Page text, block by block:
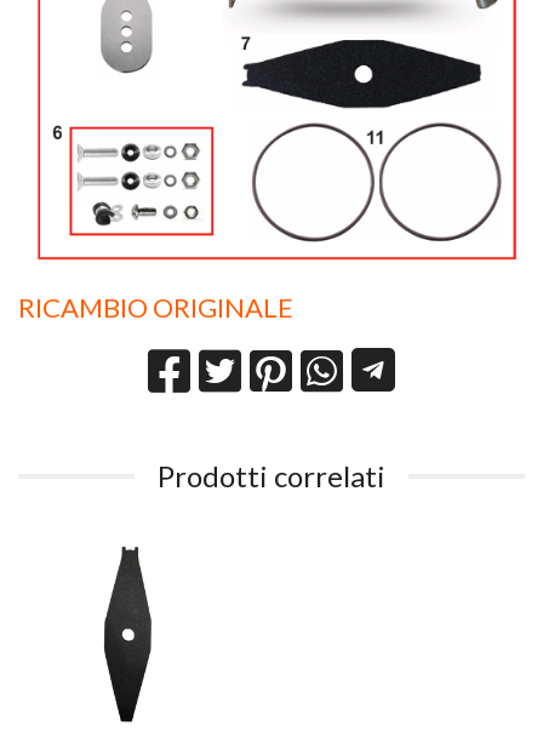
RICAMBIO ORIGINALE
Prodotti correlati